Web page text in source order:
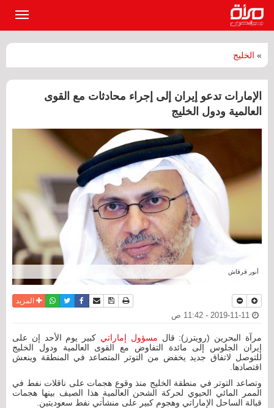
» الخليج
الإمارات تدعو إيران إلى إجراء محادثات مع القوى
العالمية ودول الخليج
أنور قرقاش
نسخة للطباعة
حفظ الموضوع
أرسل الى صديق
فيسبوكتويترواتسابالمزيد
مرآة البحرين (رويترز): قال مسؤول إماراتي كبير يوم الأحد إن على
إيران الجلوس إلى مائدة التفاوض مع القوى العالمية ودول الخليج
للتوصل لاتفاق جديد يخفض من التوتر المتصاعد في المنطقة وينعش
اقتصادها.
وتصاعد التوتر في منطقة الخليج منذ وقوع هجمات على ناقلات نفط في
الممر المائي الحيوي لحركة الشحن العالمية هذا الصيف بينها هجمات
قبالة الساحل الإماراتي وهجوم كبير على منشأتي نفط سعوديتين.